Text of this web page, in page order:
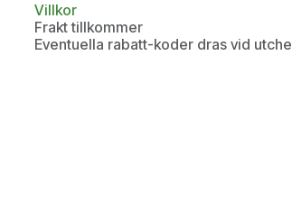
Villkor
Frakt tillkommer
Eventuella rabatt-koder dras vid